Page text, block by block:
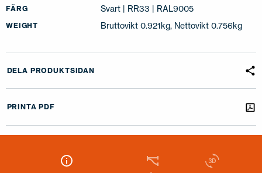
FÄRG Svart | RR33 | RAL9005
WEIGHT Bruttovikt 0.921kg, Nettovikt 0.756kg
DELA PRODUKTSIDAN
PRINTA PDF